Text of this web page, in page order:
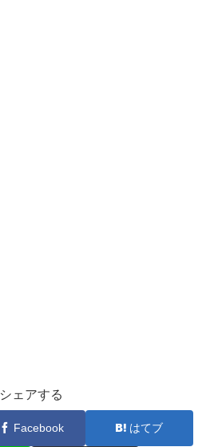
シェアする
Facebook はてブ